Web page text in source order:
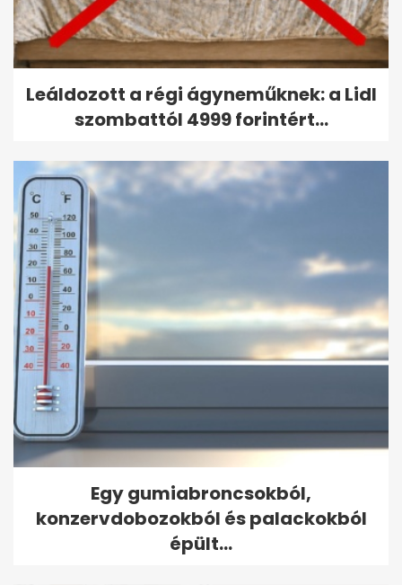
Leáldozott a régi ágyneműknek: a Lidl
szombattól 4999 forintért...
Egy gumiabroncsokból,
konzervdobozokból és palackokból
épült...